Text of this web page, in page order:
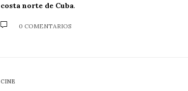
costa norte de Cuba.
0 COMENTARIOS
CINE